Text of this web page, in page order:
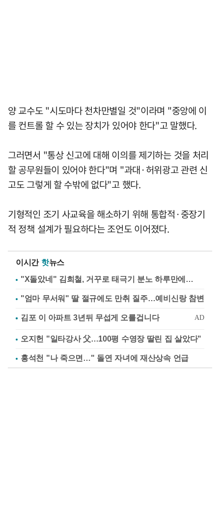
양 교수도 "시도마다 천차만별일 것"이라며 "중앙에 이
를 컨트롤 할 수 있는 장치가 있어야 한다"고 말했다.
그러면서 "통상 신고에 대해 이의를 제기하는 것을 처리
할 공무원들이 있어야 한다"며 "과대·허위광고 관련 신
고도 그렇게 할 수밖에 없다"고 했다.
기형적인 조기 사교육을 해소하기 위해 통합적·중장기
적 정책 설계가 필요하다는 조언도 이어졌다.
이시간 핫뉴스
"X돌았네" 김희철, 거꾸로 태극기 분노 하루만에…
"엄마 무서워" 딸 절규에도 만취 질주…예비신랑 참변
오지헌 "일타강사 父…100평 수영장 딸린 집 살았다"
홍석천 "나 죽으면…" 돌연 자녀에 재산상속 언급